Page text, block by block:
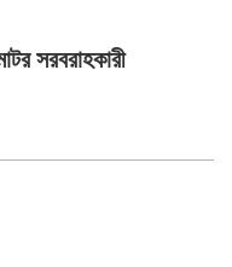
সরবরাহকারী